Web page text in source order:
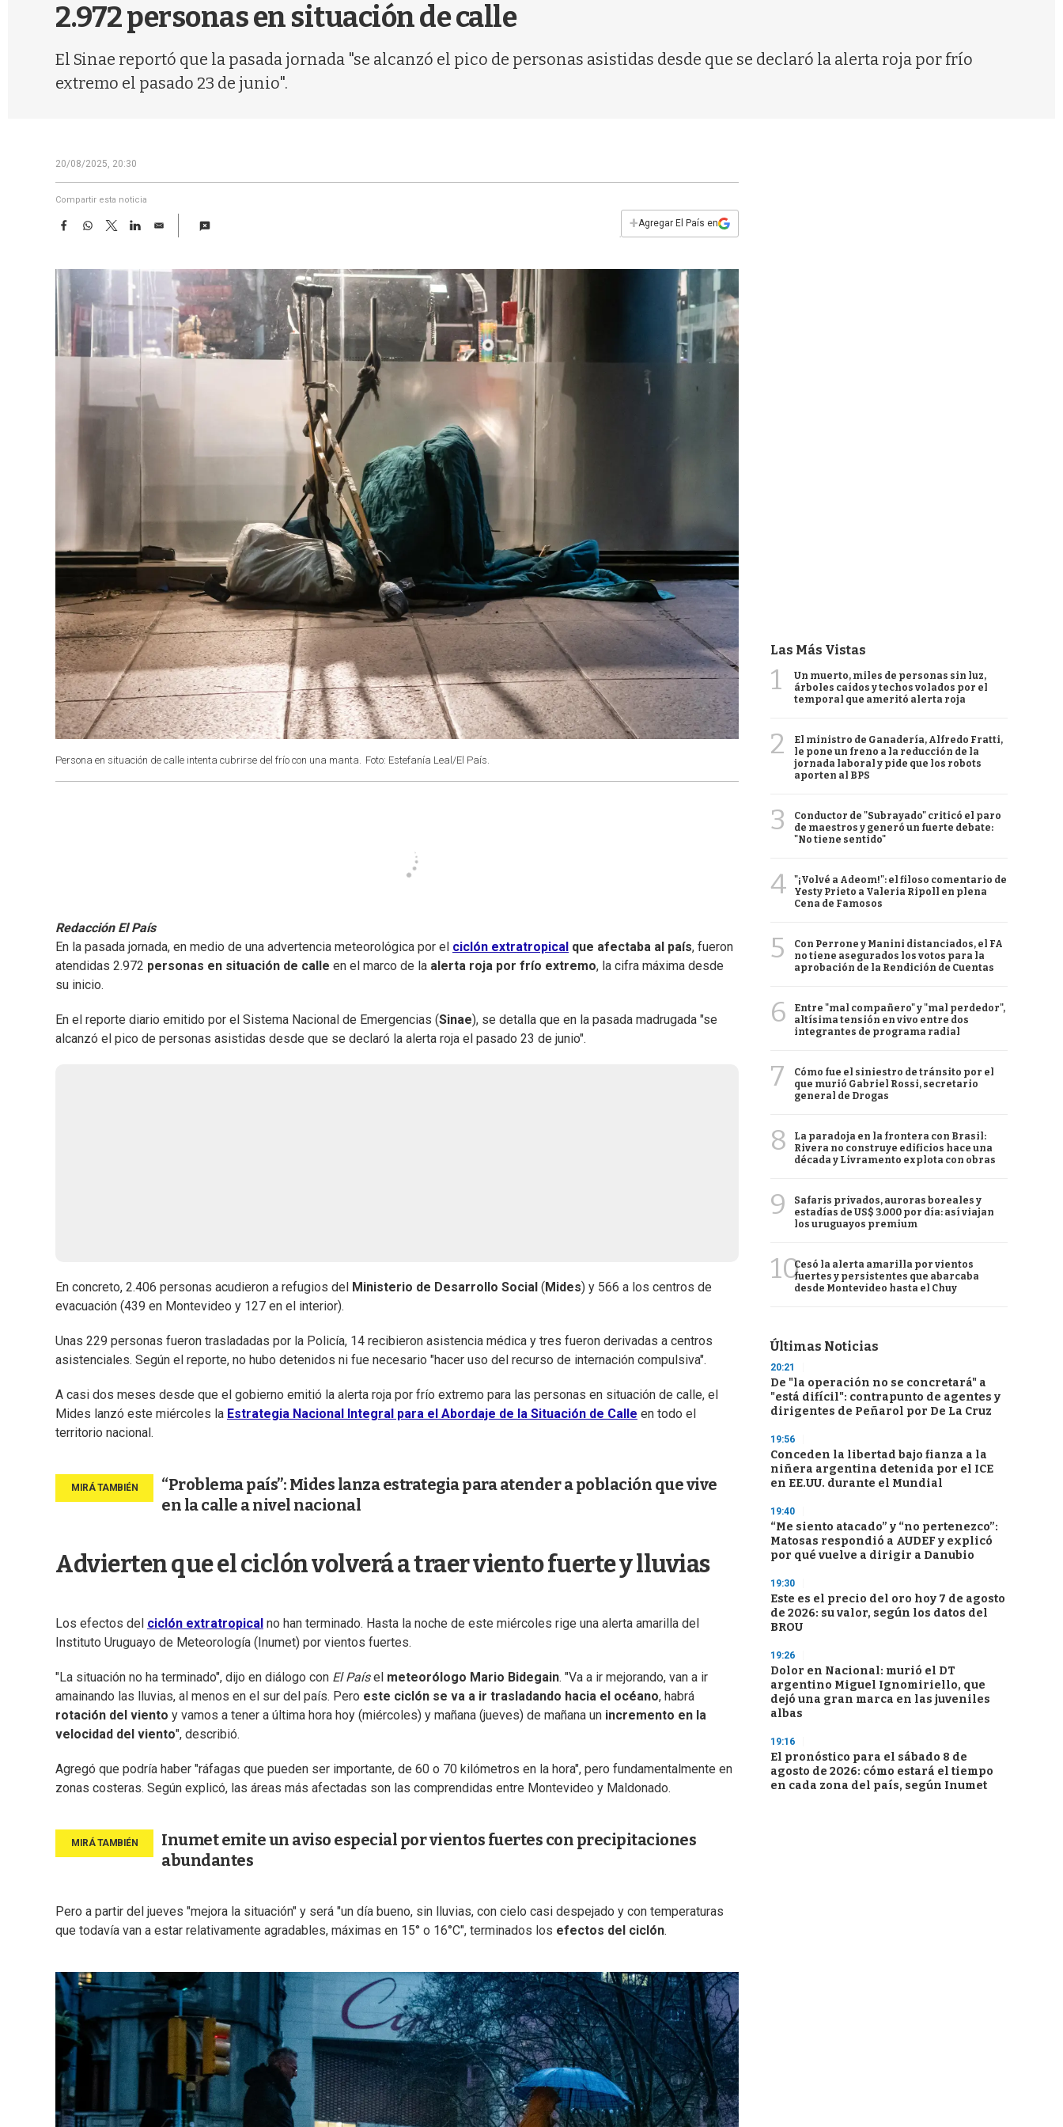
2.972 personas en situación de calle
El Sinae reportó que la pasada jornada "se alcanzó el pico de personas asistidas desde que se declaró la alerta roja por frío
extremo el pasado 23 de junio".
20/08/2025, 20:30
Compartir esta noticia
F
e
k
W
t
A
p
p
T
w
t
r
L
k
d
E
i
+Agregar El País en
Persona en situación de calle intenta cubrirse del frío con una manta. Foto: Estefanía Leal/El País.
Redacción El País
En la pasada jornada, en medio de una advertencia meteorológica por el ciclón extratropical que afectaba al país, fueron
atendidas 2.972 personas en situación de calle en el marco de la alerta roja por frío extremo, la cifra máxima desde
su inicio.
En el reporte diario emitido por el Sistema Nacional de Emergencias (Sinae), se detalla que en la pasada madrugada "se
alcanzó el pico de personas asistidas desde que se declaró la alerta roja el pasado 23 de junio".
En concreto, 2.406 personas acudieron a refugios del Ministerio de Desarrollo Social ( Mides) y 566 a los centros de
evacuación (439 en Montevideo y 127 en el interior).
Unas 229 personas fueron trasladadas por la Policía, 14 recibieron asistencia médica y tres fueron derivadas a centros
asistenciales. Según el reporte, no hubo detenidos ni fue necesario "hacer uso del recurso de internación compulsiva".
A casi dos meses desde que el gobierno emitió la alerta roja por frío extremo para las personas en situación de calle, el
Mides lanzó este miércoles la Estrategia Nacional Integral para el Abordaje de la Situación de Calle en todo el
territorio nacional.
“Problema país”: Mides lanza estrategia para atender a población que vive
en la calle a nivel nacional
Advierten que el ciclón volverá a traer viento fuerte y lluvias
Los efectos del ciclón extratropical no han terminado. Hasta la noche de este miércoles rige una alerta amarilla del
Instituto Uruguayo de Meteorología (Inumet) por vientos fuertes.
"La situación no ha terminado", dijo en diálogo con El Paísel meteorólogo Mario Bidegain. "Va a ir mejorando, van a ir
amainando las lluvias, al menos en el sur del país. Pero este ciclón se va a ir trasladando hacia el océano, habrá
rotación del viento y vamos a tener a última hora hoy (miércoles) y mañana (jueves) de mañana un incremento en la
velocidad del viento", describió.
Agregó que podría haber "ráfagas que pueden ser importante, de 60 o 70 kilómetros en la hora", pero fundamentalmente en
zonas costeras. Según explicó, las áreas más afectadas son las comprendidas entre Montevideo y Maldonado.
Inumet emite un aviso especial por vientos fuertes con precipitaciones
abundantes
Pero a partir del jueves "mejora la situación" y será "un día bueno, sin lluvias, con cielo casi despejado y con temperaturas
que todavía van a estar relativamente agradables, máximas en 15° o 16°C", terminados los efectos del ciclón.
Las Más Vistas
1
Un muerto, miles de personas sin luz,
árboles caídos y techos volados por el
temporal que ameritó alerta roja
2
El ministro de Ganadería, Alfredo Fratti,
le pone un freno a la reducción de la
jornada laboral y pide que los robots
aporten al BPS
3
Conductor de "Subrayado" criticó el paro
de maestros y generó un fuerte debate:
"No tiene sentido"
4
"¡Volvé a Adeom!": el filoso comentario de
Yesty Prieto a Valeria Ripoll en plena
Cena de Famosos
5
Con Perrone y Manini distanciados, el FA
no tiene asegurados los votos para la
aprobación de la Rendición de Cuentas
6
Entre "mal compañero" y "mal perdedor",
altísima tensión en vivo entre dos
integrantes de programa radial
7
Cómo fue el siniestro de tránsito por el
que murió Gabriel Rossi, secretario
general de Drogas
8
La paradoja en la frontera con Brasil:
Rivera no construye edificios hace una
década y Livramento explota con obras
9
Safaris privados, auroras boreales y
estadías de US$ 3.000 por día: así viajan
los uruguayos premium
10Cesó la alerta amarilla por vientos
fuertes y persistentes que abarcaba
desde Montevideo hasta el Chuy
Últimas Noticias
20:21
De "la operación no se concretará" a
"está difícil": contrapunto de agentes y
dirigentes de Peñarol por De La Cruz
19:56
Conceden la libertad bajo fianza a la
niñera argentina detenida por el ICE
en EE.UU. durante el Mundial
19:40
“Me siento atacado” y “no pertenezco”:
Matosas respondió a AUDEF y explicó
por qué vuelve a dirigir a Danubio
19:30
Este es el precio del oro hoy 7 de agosto
de 2026: su valor, según los datos del
BROU
19:26
Dolor en Nacional: murió el DT
argentino Miguel Ignomiriello, que
dejó una gran marca en las juveniles
albas
19:16
El pronóstico para el sábado 8 de
agosto de 2026: cómo estará el tiempo
en cada zona del país, según Inumet